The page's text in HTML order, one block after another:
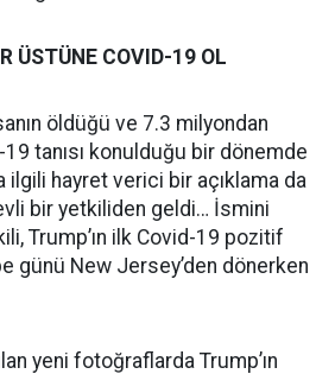
ÜSTÜNE COVID-19 OL
öldüğü ve 7.3 milyondan
tanısı konulduğu bir dönemde
ilgili hayret verici bir açıklama da
bir yetkiliden geldi… İsmini
Trump’ın ilk Covid-19 pozitif
günü New Jersey’den dönerken
yeni fotoğraflarda Trump’ın